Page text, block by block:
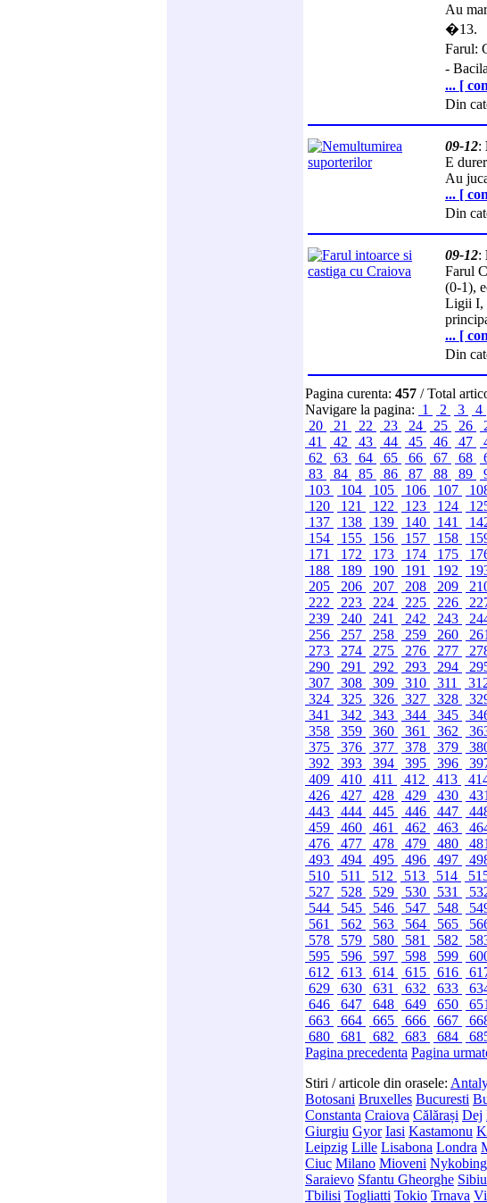
Au
�13.
Farul:
-
... [
Din
09-12:
E
Au
... [
Din
09-12:
Farul
(0-1),
Ligii I,
... [
Din
Pagina curenta: 457 / Total
Navigare la pagina: 1 2 3 4
20
21 22 23 24 25 26
41
42 43 44 45 46 47
62
63 64 65 66 67 68
83
84 85 86 87 88 89
103
104 105 106 107
120
121 122 123 124
137
138 139 140 141
154
155 156 157 158
171
172 173 174 175
188
189 190 191 192
205
206 207 208 209
222
223 224 225 226
239
240 241 242 243
256
257 258 259 260 261
273
274 275 276 277
290
291 292 293 294
307
308 309 310 311
324
325 326 327 328
341
342 343 344 345
358
359 360 361 362
375
376 377 378 379
392
393 394 395 396
409
410 411 412 413
426
427 428 429 430 431
443
444 445 446 447
459
460 461 462 463
476
477 478 479 480 481
493
494 495 496 497
510
511 512 513 514
527
528 529 530 531
544
545 546 547 548
561
562 563 564 565
578
579 580 581 582
595
596 597 598 599
612
613 614 615 616
629
630 631 632 633
646
647 648 649 650 651
663
664 665 666 667
680
681 682 683 684
Pagina precedenta Pagina
Stiri / articole din orasele:
Botosani Bruxelles Bucuresti
Constanta Craiova Călărași Dej
Giurgiu Gyor Iasi Kastamonu
Leipzig Lille Lisabona Londra
Ciuc Milano Mioveni Nykobing
Saraievo Sfantu Gheorghe Sibiu
Tbilisi Togliatti Tokio Trnava